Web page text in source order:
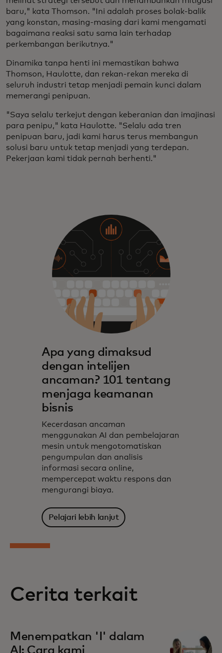
baru," kata Thomson. "Ini adalah proses bolak-balik
yang konstan, masing-masing dari kami mengamati
bagaimana reaksi satu sama lain terhadap
perkembangan berikutnya."
Dinamika tanpa henti ini memastikan bahwa
Thomson, Haulotte, dan rekan-rekan mereka di
seluruh industri tetap menjadi pemain kunci dalam
memerangi penipuan.
"Saya selalu terkejut dengan keberanian dan imajinasi
para penipu," kata Haulotte. "Selalu ada tren
penipuan baru, jadi kami harus terus membangun
solusi baru untuk tetap menjadi yang terdepan.
Pekerjaan kami tidak pernah berhenti."
Apa yang dimaksud
dengan intelijen
ancaman? 101 tentang
menjaga keamanan
bisnis
Kecerdasan ancaman
menggunakan AI dan pembelajaran
mesin untuk mengotomatiskan
pengumpulan dan analisis
informasi secara online,
mempercepat waktu respons dan
mengurangi biaya.
Pelajari lebih lanjut
Cerita terkait
Menempatkan 'I' dalam
AI: Cara kami